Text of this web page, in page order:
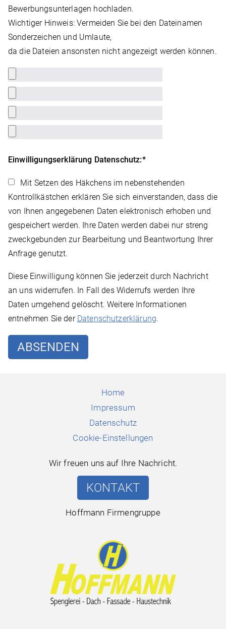
Bewerbungsunterlagen hochladen.
Wichtiger Hinweis: Vermeiden Sie bei den Dateinamen
Sonderzeichen und Umlaute,
da die Dateien ansonsten nicht angezeigt werden können.
Einwilligungserklärung Datenschutz:*
Mit Setzen des Häkchens im nebenstehenden
Kontrollkästchen erklären Sie sich einverstanden, dass die
von Ihnen angegebenen Daten elektronisch erhoben und
gespeichert werden. Ihre Daten werden dabei nur streng
zweckgebunden zur Bearbeitung und Beantwortung Ihrer
Anfrage genutzt.
Diese Einwilligung können Sie jederzeit durch Nachricht
an uns widerrufen. In Fall des Widerrufs werden Ihre
Daten umgehend gelöscht. Weitere Informationen
entnehmen Sie der Datenschutzerklärung.
Home
Impressum
Datenschutz
Cookie-Einstellungen
Wir freuen uns auf Ihre Nachricht.
KONTAKT
Hoffmann Firmengruppe